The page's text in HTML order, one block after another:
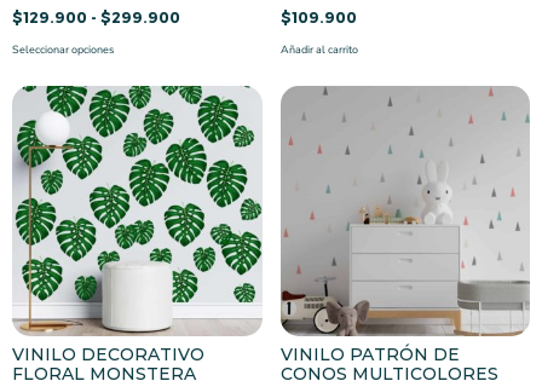
$129.900 - $299.900
Seleccionar opciones
$109.900
Añadir al carrito
VINILO DECORATIVO
FLORAL MONSTERA
VINILO PATRÓN DE
CONOS MULTICOLORES